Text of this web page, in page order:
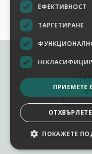
Често
ЕФЕКТИВНОСТ
ТАРГЕТИРАНЕ
ПРИЕМЕТЕ
ПОКАЖЕТЕ